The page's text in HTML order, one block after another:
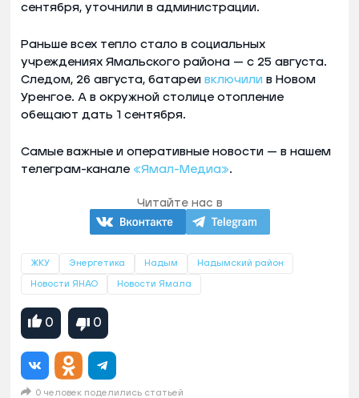
сентября, уточнили в администрации.
Раньше всех тепло стало в социальных
учреждениях Ямальского района — с 25 августа.
Следом, 26 августа, батареи включили в Новом
Уренгое. А в окружной столице отопление
обещают дать 1 сентября.
Самые важные и оперативные новости — в нашем
телеграм-канале «Ямал-Медиа».
Читайте нас в
ЖКУ Энергетика Надым Надымский район
Новости ЯНАО Новости Ямала
0 0
0 человек поделились статьей